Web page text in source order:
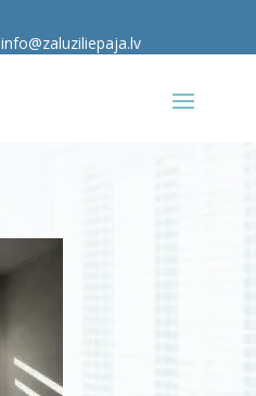
info@zaluziliepaja.lv